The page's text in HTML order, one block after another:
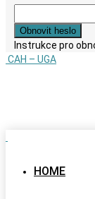
Instrukce pro
CAH – UGA
HOME